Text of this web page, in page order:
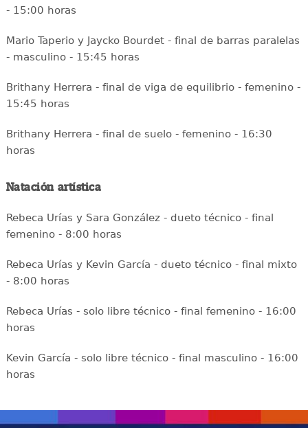
- 15:00 horas
Mario Taperio y Jaycko Bourdet - final de barras paralelas
- masculino - 15:45 horas
Brithany Herrera - final de viga de equilibrio - femenino -
15:45 horas
Brithany Herrera - final de suelo - femenino - 16:30
horas
Natación artística
Rebeca Urías y Sara González - dueto técnico - final
femenino - 8:00 horas
Rebeca Urías y Kevin García - dueto técnico - final mixto
- 8:00 horas
Rebeca Urías - solo libre técnico - final femenino - 16:00
horas
Kevin García - solo libre técnico - final masculino - 16:00
horas